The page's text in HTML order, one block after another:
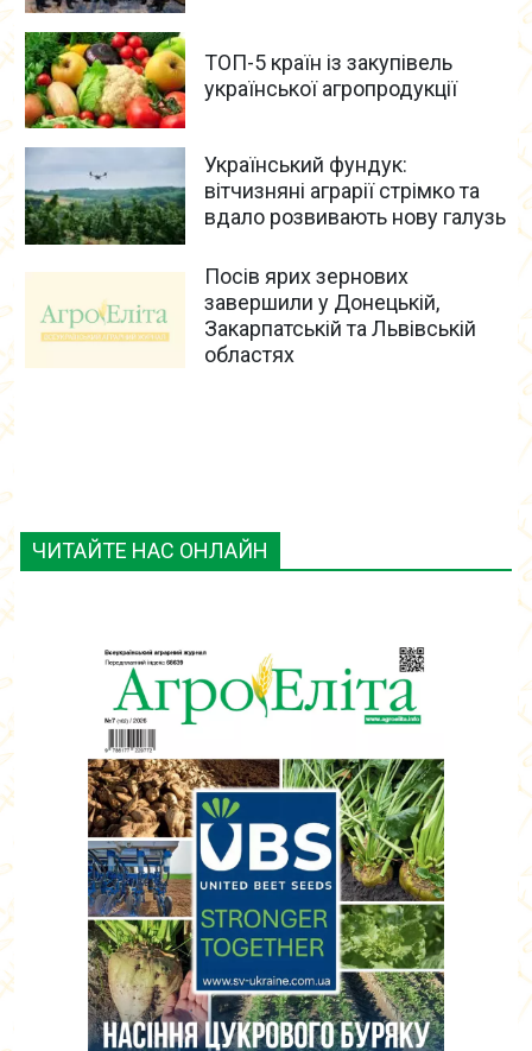
ЧИТАЙТЕ НАС ОНЛАЙН
ТОП-5 країн із закупівель
української агропродукції
Український фундук:
вітчизняні аграрії стрімко та
вдало розвивають нову галузь
Посів ярих зернових
завершили у Донецькій,
Закарпатській та Львівській
областях